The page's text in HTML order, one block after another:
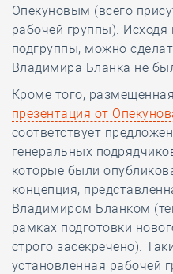
Опекуновым (всего
рабочей группы). Исходя
подгруппы, можно
Владимира Бланка не
Кроме того,
презентация от
соответствует
генеральных
которые были
концепция,
Владимиром Бланком
рамках подготовки
строго засекречено).
установленная рабочей